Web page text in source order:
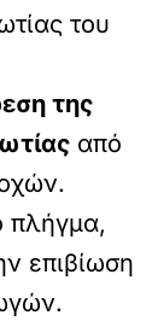
του
της
από
πλήγμα,
επιβίωση